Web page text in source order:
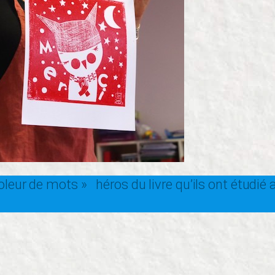
de mots » héros du livre qu’ils ont étudié